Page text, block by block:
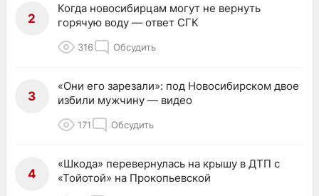
2
Когда новосибирцам могут не вернуть
горячую воду — ответ СГК
316 Обсудить
3
«Они его зарезали»: под Новосибирском двое
избили мужчину — видео
171 Обсудить
4
«Шкода» перевернулась на крышу в ДТП с
«Тойотой» на Прокопьевской